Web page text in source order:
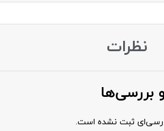
نظرات
بررسی‌ها
ثبت نشده است.